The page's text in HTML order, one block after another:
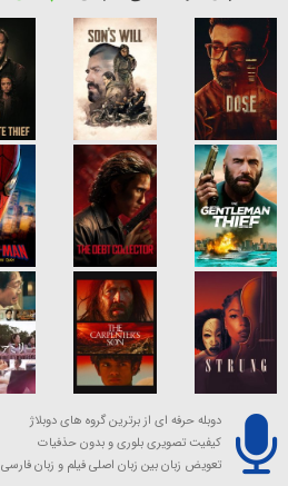
دوبله حرفه ای از برترین گروه های دوبلاژ
کیفیت تصویری بلوری و بدون حذفیات
تعویض زبان بین زبان اصلی فیلم و زبان فارسی